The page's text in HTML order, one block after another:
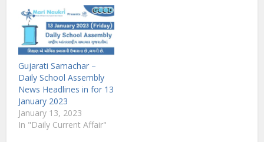
Gujarati Samachar –
Daily School Assembly
News Headlines in for 13
January 2023
January 13, 2023
In "Daily Current Affair"